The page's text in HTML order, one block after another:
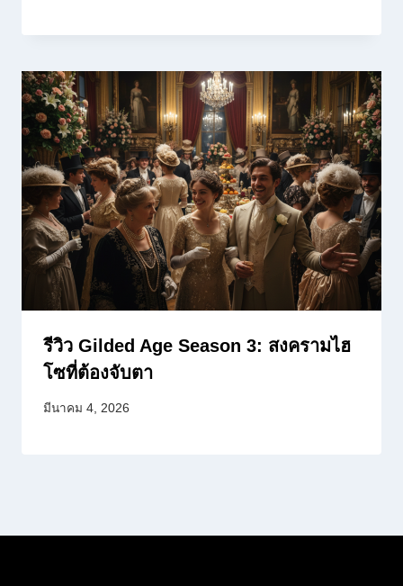
รีวิว Gilded Age Season 3: สงครามไฮ
โซที่ต้องจับตา
มีนาคม 4, 2026